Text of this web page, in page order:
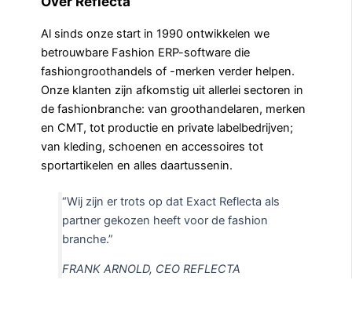
Al sinds onze start in 1990 ontwikkelen we
betrouwbare Fashion ERP-software die
fashiongroothandels of -merken verder helpen.
Onze klanten zijn afkomstig uit allerlei sectoren in
de fashionbranche: van groothandelaren, merken
en CMT, tot productie en private labelbedrijven;
van kleding, schoenen en accessoires tot
sportartikelen en alles daartussenin.
“Wij zijn er trots op dat Exact Reflecta als
partner gekozen heeft voor de fashion
branche.”
FRANK ARNOLD, CEO REFLECTA